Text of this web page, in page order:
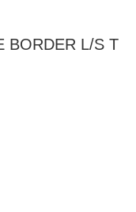
BORDER L/S T